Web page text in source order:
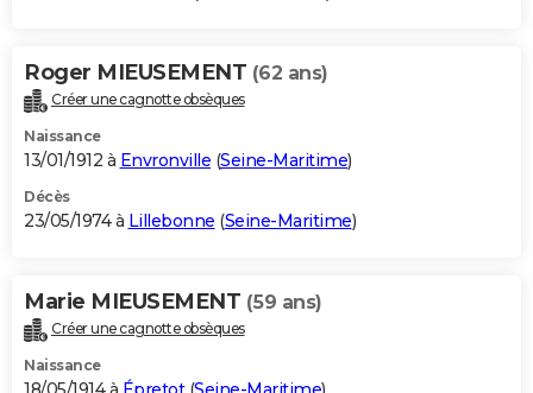
Roger MIEUSEMENT (62 ans)
Créer une cagnotte obsèques
Naissance
13/01/1912 à Envronville (Seine-Maritime)
Décès
23/05/1974 à Lillebonne (Seine-Maritime)
Marie MIEUSEMENT (59 ans)
Créer une cagnotte obsèques
Naissance